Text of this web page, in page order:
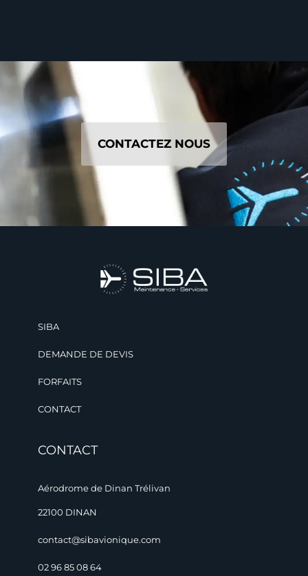
CONTACTEZ NOUS
SIBA
DEMANDE DE DEVIS
FORFAITS
CONTACT
CONTACT
Aérodrome de Dinan Trélivan
22100 DINAN
contact@sibavionique.com
02 96 85 08 64